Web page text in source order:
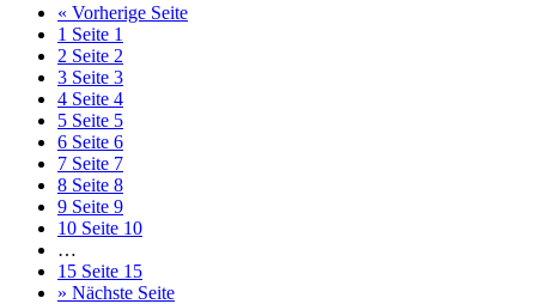
« Vorherige Seite
1 Seite 1
2 Seite 2
3 Seite 3
4 Seite 4
5 Seite 5
6 Seite 6
7 Seite 7
8 Seite 8
9 Seite 9
10 Seite 10
…
15 Seite 15
» Nächste Seite